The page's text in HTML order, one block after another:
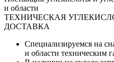
и области
ТЕХНИЧЕСКАЯ
ДОСТАВКА
Специализируемся на
и области техническим